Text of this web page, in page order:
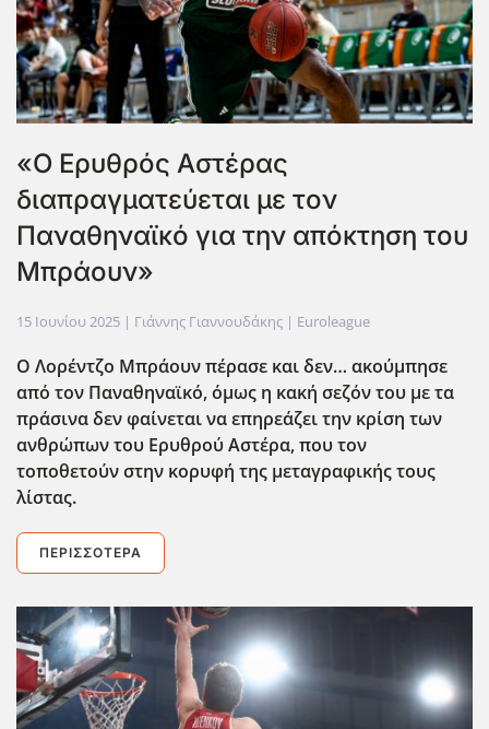
«Ο Ερυθρός Αστέρας
διαπραγματεύεται με τον
Παναθηναϊκό για την απόκτηση του
Μπράουν»
15 Ιουνίου 2025 | Γιάννης Γιαννουδάκης | Euroleague
Ο Λορέντζο Μπράουν πέρασε και δεν… ακούμπησε
από τον Παναθηναϊκό, όμως η κακή σεζόν του με τα
πράσινα δεν φαίνεται να επηρεάζει την κρίση των
ανθρώπων του Ερυθρού Αστέρα, που τον
τοποθετούν στην κορυφή της μεταγραφικής τους
λίστας.
ΠΕΡΙΣΣΌΤΕΡΑ